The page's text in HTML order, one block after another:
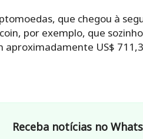
que chegou à
por exemplo, que
US$
Receba notícias no